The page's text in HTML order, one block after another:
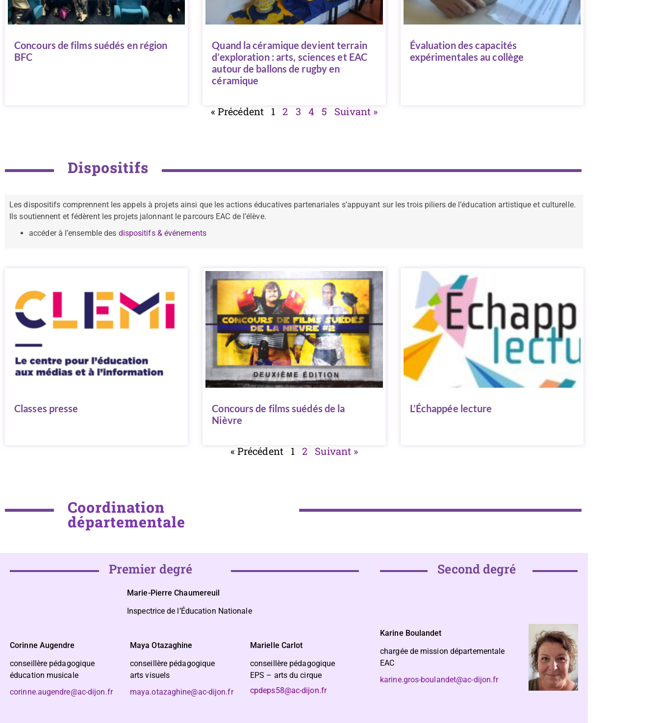
Concours de films suédés en région
BFC
Quand la céramique devient terrain
d’exploration : arts, sciences et EAC
autour de ballons de rugby en
céramique
Évaluation des capacités
expérimentales au collège
« Précédent 1 2 3 4 5 Suivant »
Dispositifs
Les dispositifs comprennent les appels à projets ainsi que les actions éducatives partenariales s’appuyant sur les trois piliers de l’éducation artistique et culturelle.
Ils soutiennent et fédèrent les projets jalonnant le parcours EAC de l’élève.
accéder à l’ensemble des dispositifs & événements
Classes presse
Concours de films suédés de la
Nièvre
L’Échappée lecture
« Précédent 1 2 Suivant »
Coordination
départementale
Premier degré
Marie-Pierre Chaumereuil
Inspectrice de l’Éducation Nationale
Corinne Augendre
conseillère pédagogique
éducation musicale
corinne.augendre@ac-dijon.fr
Maya Otazaghine
conseillère pédagogique
arts visuels
maya.otazaghine@ac-dijon.fr
Marielle Carlot
conseillère pédagogique
EPS – arts du cirque
cpdeps58@ac-dijon.fr
Second degré
Karine Boulandet
chargée de mission départementale
EAC
karine.gros-boulandet@ac-dijon.fr